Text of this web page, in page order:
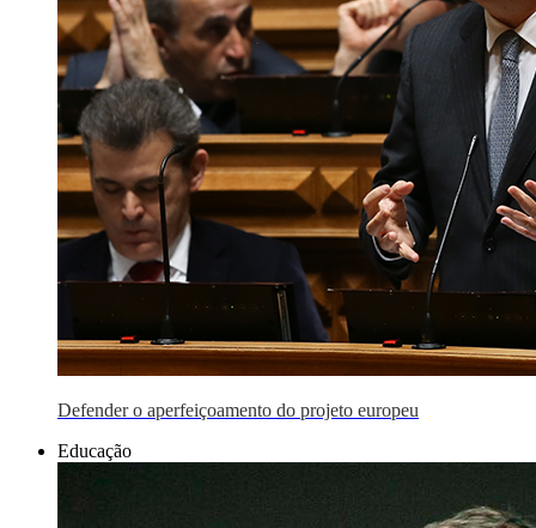
Defender o aperfeiçoamento do projeto europeu
Educação